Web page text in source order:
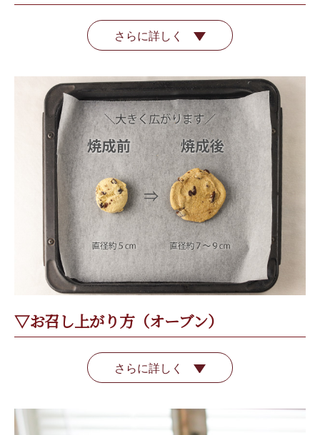
さらに詳しく
▽お召し上がり方（オーブン）
さらに詳しく